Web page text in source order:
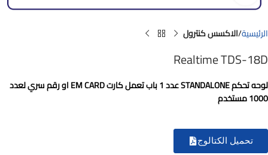
الرئيسية الاكسس كنترول
Realtime TDS-18D
لوحه تحكم STANDALONE عدد 1 باب تعمل كارت EM CARD او رقم سري لعدد
1000 مستخدم
تحميل الكتالوج